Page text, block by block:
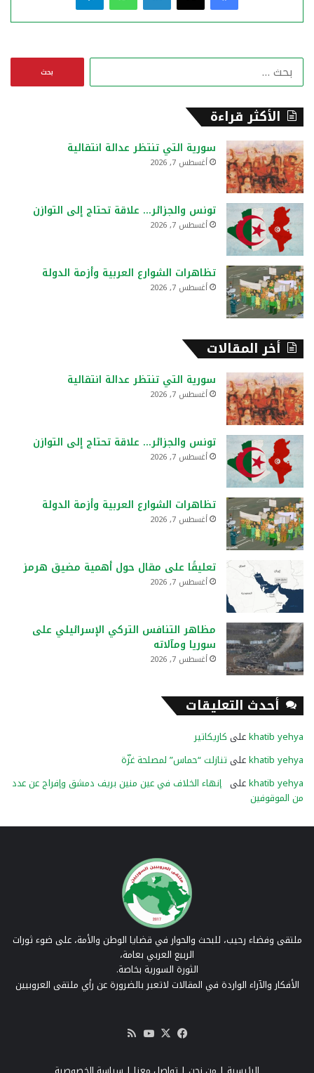
ن
الأكثر قراءة
سورية التي تنتظر عدالة انتقالية
أغسطس 7, 2026
تونس والجزائر… علاقة تحتاج إلى التوازن
أغسطس 7, 2026
تظاهرات الشوارع العربية وأزمة الدولة
أغسطس 7, 2026
أخر المقالات
سورية التي تنتظر عدالة انتقالية
أغسطس 7, 2026
تونس والجزائر… علاقة تحتاج إلى التوازن
أغسطس 7, 2026
تظاهرات الشوارع العربية وأزمة الدولة
أغسطس 7, 2026
تعليقًا على مقال حول أهمية مضيق هرمز
أغسطس 7, 2026
مظاهر التنافس التركي الإسرائيلي على
سوريا ومآلاته
أغسطس 7, 2026
أحدث التعليقات
khatib yehyaعلى كاريكاتير
khatib yehyaعلى تنازلت “حماس” لمصلحة غزّة
khatib yehyaعلى إنهاء الخلاف في عين منين بريف دمشق وإفراج عن عدد
من الموقوفين
ملتقى وفضاء رحيب، للبحث والحوار في قضايا الوطن والأمة، على ضوء ثورات
الربيع العربي بعامة،
الثورة السورية بخاصة.
الأفكار والآراء الواردة في المقالات لاتعبر بالضرورة عن رأي ملتقى العروبيين
فيسبوك
‫X
‫YouTube
RSS